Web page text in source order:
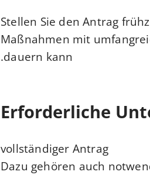
Stellen Sie den Antrag
Maßnahmen mit
dauern kann.
Erforderliche
vollständiger Antrag
Dazu gehören auch